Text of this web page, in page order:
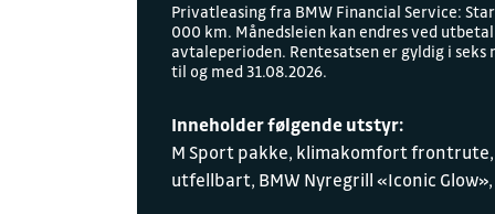
Privatleasing fra BMW Financial Service:
000 km. Månedsleien kan endres ved
avtaleperioden. Rentesatsen er gyldig i
til og med 31.08.2026.
Inneholder følgende utstyr:
M Sport pakke, klimakomfort
utfellbart, BMW Nyregrill «Iconic